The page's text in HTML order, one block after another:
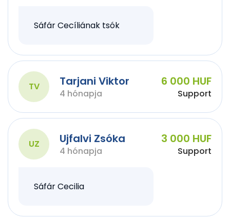
Sáfár Cecíliának tsók
TV Tarjani Viktor
4 hónapja
6 000 HUF
Support
UZ Ujfalvi Zsóka
4 hónapja
3 000 HUF
Support
Sáfár Cecilia